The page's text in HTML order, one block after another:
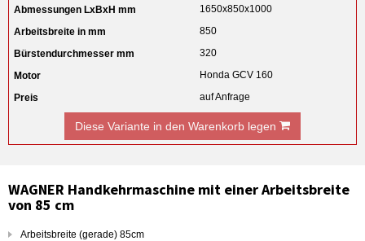
1650x850x1000
850
320
Honda GCV 160
auf Anfrage
Diese Variante in den Warenkorb legen
WAGNER Handkehrmaschine mit einer Arbeitsbreite
von 85 cm
Arbeitsbreite (gerade) 85cm